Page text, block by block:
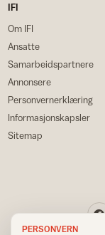
IFI
Om IFI
Ansatte
Samarbeidspartnere
Annonsere
Personvernerklæring
Informasjonskapsler
Sitemap
PERSONVERN